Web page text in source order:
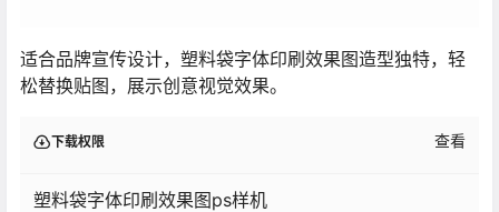
适合品牌宣传设计，塑料袋字体印刷效果图造型独特，轻
松替换贴图，展示创意视觉效果。
下载权限 查看
塑料袋字体印刷效果图ps样机